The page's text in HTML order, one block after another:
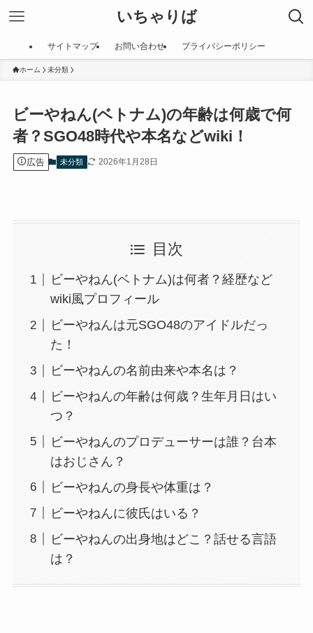
いちゃりば
サイトマップ お問い合わせ プライバシーポリシー
ホーム 未分類
ビーやねん(ベトナム)の年齢は何歳で何
者？SGO48時代や本名などwiki！
広告 未分類 2026年1月28日
目次
ビーやねん(ベトナム)は何者？経歴など
wiki風プロフィール
ビーやねんは元SGO48のアイドルだっ
た！
ビーやねんの名前由来や本名は？
ビーやねんの年齢は何歳？生年月日はい
つ？
ビーやねんのプロデューサーは誰？台本
はおじさん？
ビーやねんの身長や体重は？
ビーやねんに彼氏はいる？
ビーやねんの出身地はどこ？話せる言語
は？